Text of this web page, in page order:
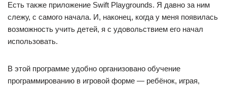
Есть также приложение Swift Playgrounds. Я давно за ним
слежу, с самого начала. И, наконец, когда у меня появилась
возможность учить детей, я с удовольствием его начал
использовать.
В этой программе удобно организовано обучение
программированию в игровой форме — ребёнок, играя,